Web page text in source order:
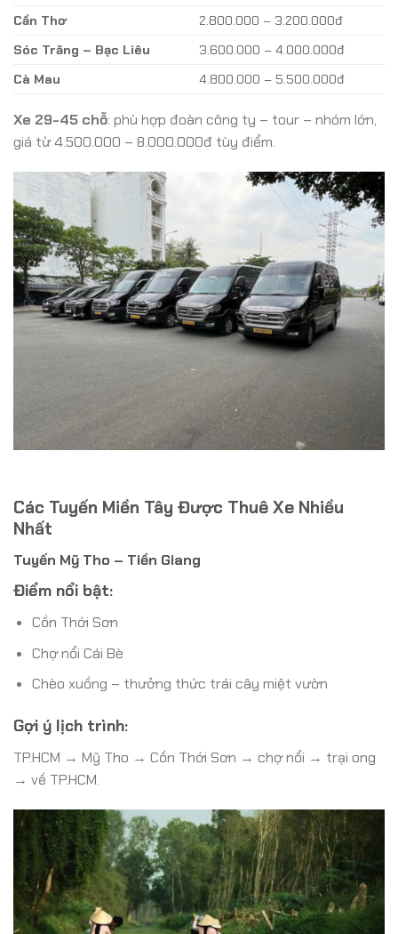
Cần Thơ
2.800.000 – 3.200.000đ
Sóc Trăng – Bạc Liêu
3.600.000 – 4.000.000đ
Cà Mau
4.800.000 – 5.500.000đ
Xe 29-45 chỗ: phù hợp đoàn công ty – tour – nhóm lớn,
giá từ 4.500.000 – 8.000.000đ tùy điểm.
Các Tuyến Miền Tây Được Thuê Xe Nhiều
Nhất
Tuyến Mỹ Tho – Tiền Giang
Điểm nổi bật:
Cồn Thới Sơn
Chợ nổi Cái Bè
Chèo xuồng – thưởng thức trái cây miệt vườn
Gợi ý lịch trình:
TP.HCM → Mỹ Tho → Cồn Thới Sơn → chợ nổi → trại ong
→ về TP.HCM.